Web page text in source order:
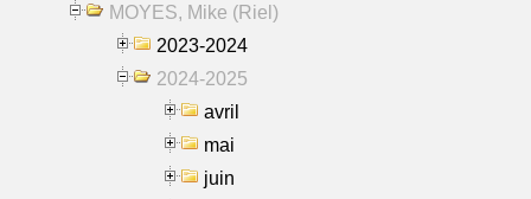
MOYES, Mike (Riel)
2023-2024
2024-2025
avril
mai
juin